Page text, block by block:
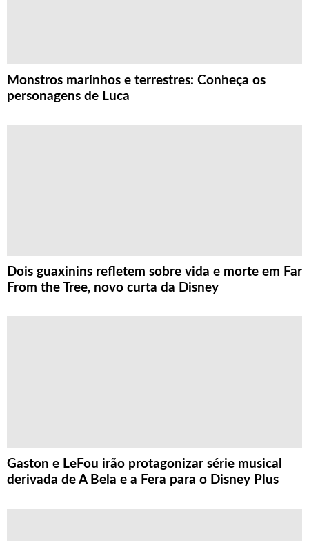
Monstros marinhos e terrestres: Conheça os
personagens de Luca
Dois guaxinins refletem sobre vida e morte em Far
From the Tree, novo curta da Disney
Gaston e LeFou irão protagonizar série musical
derivada de A Bela e a Fera para o Disney Plus